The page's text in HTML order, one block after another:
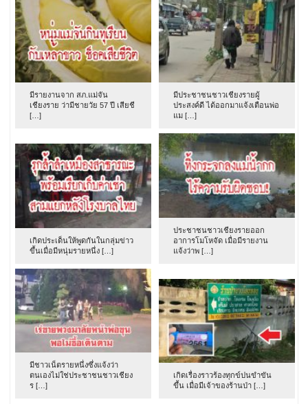
มีรายงานจาก สภ.แม่จัน
เชียงราย ว่ามีชายวัย 57 ปี เสียชี
[…]
มีประชาชนชาวเชียงรายผู้
ประสงค์ดี ได้ออกมาแจ้งเตือนพ่อ
แม […]
เกิดประเด็นให้พูดกันในกลุ่มข่าว
ขึ้นเมื่อมีหนุ่มรายหนึ่ง […]
ประชาชนชาวเชียงรายออก
อาการโมโหจัด เมื่อมีรายงาน
แจ้งว่าพ […]
มีชาวเน็ตรายหนึ่งซึ่งแจ้งว่า
ตนเองไม่ใช่ประชาชนชาวเชียง
ร […]
เกิดเรื่องราวร้องทุกข์ปนขำขัน
ขึ้น เมื่อมีเจ้าของร้านป่า […]